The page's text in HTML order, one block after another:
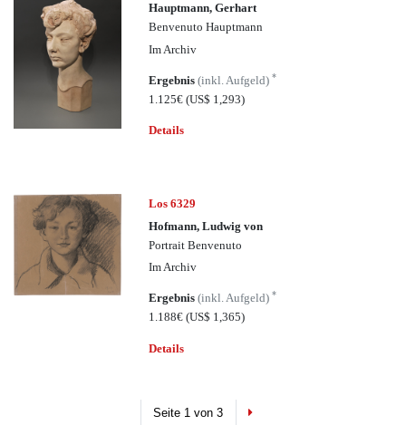
Hauptmann, Gerhart
Benvenuto Hauptmann
Im Archiv
Ergebnis(inkl. Aufgeld)*
1.125€(US$ 1,293)
Details
Los 6329
Hofmann, Ludwig von
Portrait Benvenuto
Im Archiv
Ergebnis(inkl. Aufgeld)*
1.188€(US$ 1,365)
Details
Seite 1 von 3 Next